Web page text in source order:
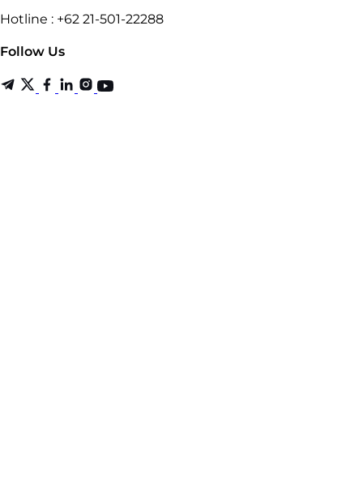
Hotline : +62 21-501-22288
Follow Us